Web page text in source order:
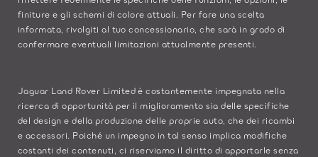
finiture e gli schemi di colore attuali. Per fare una scelta
informata, rivolgiti al tuo concessionario, che sarà in grado di
confermare eventuali limitazioni attualmente presenti.
Jaguar Land Rover Limited è costantemente impegnata nella
ricerca di opportunità per il miglioramento sia delle specifiche
del design e della produzione delle proprie auto, che dei ricambi
e accessori. Poiché un impegno in tal senso implica modifiche
costanti dei contenuti, ci riserviamo il diritto di apportarle senza